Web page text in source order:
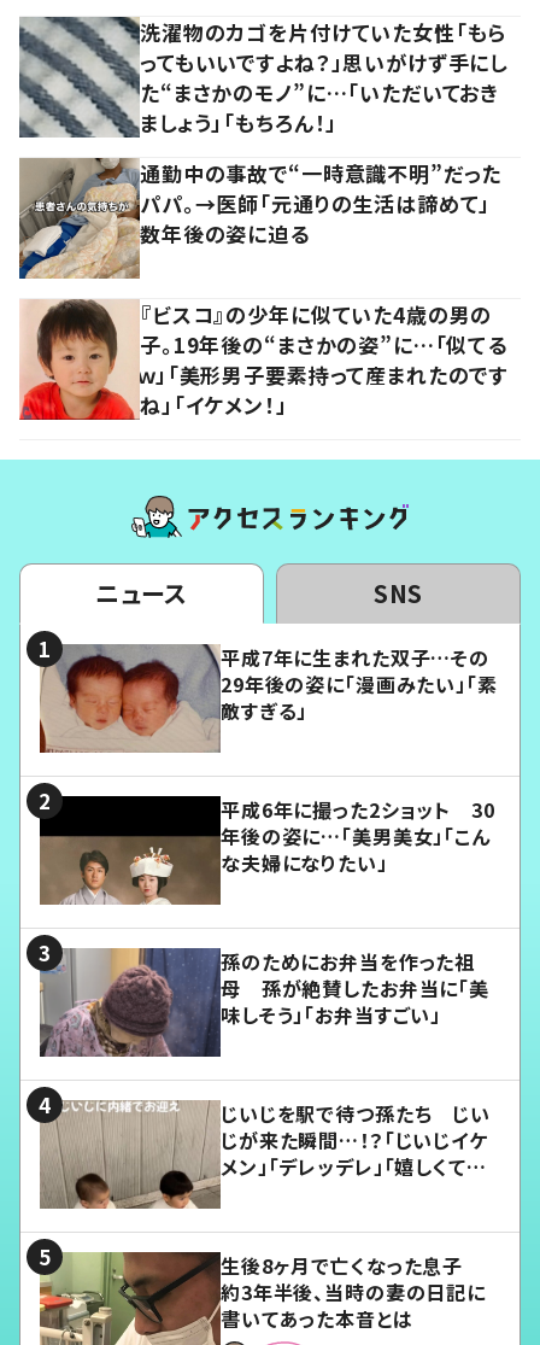
洗濯物のカゴを片付けていた女性「もら
ってもいいですよね？」思いがけず手にし
た“まさかのモノ”に…「いただいておき
ましょう」「もちろん！」
通勤中の事故で“一時意識不明”だった
パパ。→医師「元通りの生活は諦めて」
数年後の姿に迫る
『ビスコ』の少年に似ていた4歳の男の
子。19年後の“まさかの姿”に…「似てる
ｗ」「美形男子要素持って産まれたのです
ね」「イケメン！」
ニュース SNS
平成7年に生まれた双子…その
29年後の姿に「漫画みたい」「素
敵すぎる」
平成6年に撮った2ショット 30
年後の姿に…「美男美女」「こん
な夫婦になりたい」
孫のためにお弁当を作った祖
母 孫が絶賛したお弁当に「美
味しそう」「お弁当すごい」
じいじを駅で待つ孫たち じい
じが来た瞬間…！？「じいじイケ
メン」「デレッデレ」「嬉しくて可
生後8ヶ月で亡くなった息子
約3年半後、当時の妻の日記に
書いてあった本音とは